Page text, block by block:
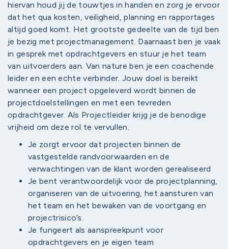
hiervan houd jij de touwtjes in handen en zorg je ervoor
dat het qua kosten, veiligheid, planning en rapportages
altijd goed komt. Het grootste gedeelte van de tijd ben
je bezig met projectmanagement. Daarnaast ben je vaak
in gesprek met opdrachtgevers en stuur je het team
van uitvoerders aan. Van nature ben je een coachende
leider en een echte verbinder. Jouw doel is bereikt
wanneer een project opgeleverd wordt binnen de
projectdoelstellingen en met een tevreden
opdrachtgever. Als Projectleider krijg je de benodige
vrijheid om deze rol te vervullen.
Je zorgt ervoor dat projecten binnen de
vastgestelde randvoorwaarden en de
verwachtingen van de klant worden gerealiseerd
Je bent verantwoordelijk voor de projectplanning,
organiseren van de uitvoering, het aansturen van
het team en het bewaken van de voortgang en
projectrisico’s.
Je fungeert als aanspreekpunt voor
opdrachtgevers en je eigen team